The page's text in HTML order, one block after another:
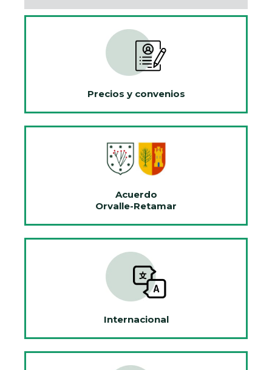
Precios y convenios
Acuerdo
Orvalle-Retamar
Internacional